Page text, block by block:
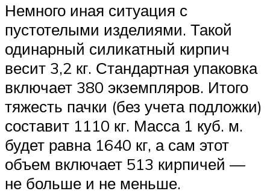
Немного иная ситуация с
пустотелыми изделиями. Такой
одинарный силикатный кирпич
весит 3,2 кг. Стандартная упаковка
включает 380 экземпляров. Итого
тяжесть пачки (без учета подложки)
составит 1110 кг. Масса 1 куб. м.
будет равна 1640 кг, а сам этот
объем включает 513 кирпичей —
не больше и не меньше.